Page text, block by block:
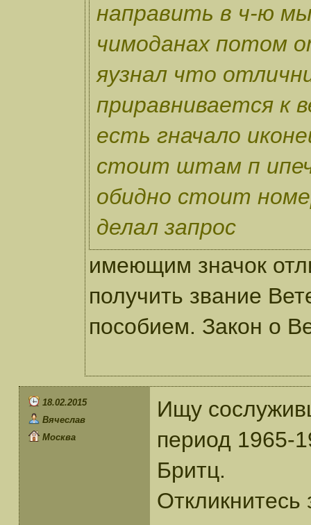
направить в ч-ю
чимоданах потом
яузнал что
приравнивается к
есть гначало
стоит штам п
обидно стоит
делал запрос
имеющим значок
получить звание
пособием. Закон о
18.02.2015
Вячеслав
Москва
Ищу
период 1965-
Бритц.
Откликнитесь